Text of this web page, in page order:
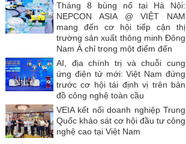
Tháng 8 bùng nổ tại Hà Nội:
NEPCON ASIA @ VIỆT NAM
mang đến cơ hội tiếp cận thị
trường sản xuất thông minh Đông
Nam Á chỉ trong một điểm đến
AI, địa chính trị và chuỗi cung
ứng điện tử mới: Việt Nam đứng
trước cơ hội tái định vị trên bản
đồ công nghệ toàn cầu
VEIA kết nối doanh nghiệp Trung
Quốc khảo sát cơ hội đầu tư công
nghệ cao tại Việt Nam